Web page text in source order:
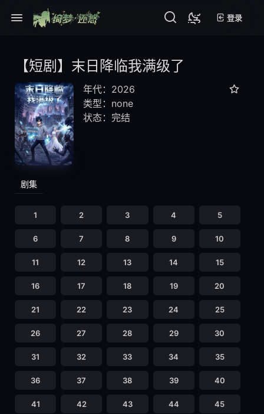
登录
【短剧】末日降临我满级了
年代：2026
类型：none
状态：完结
剧集
1 2 3 4 5
6 7 8 9 10
11 12 13 14 15
16 17 18 19 20
21 22 23 24 25
26 27 28 29 30
31 32 33 34 35
36 37 38 39 40
41 42 43 44 45